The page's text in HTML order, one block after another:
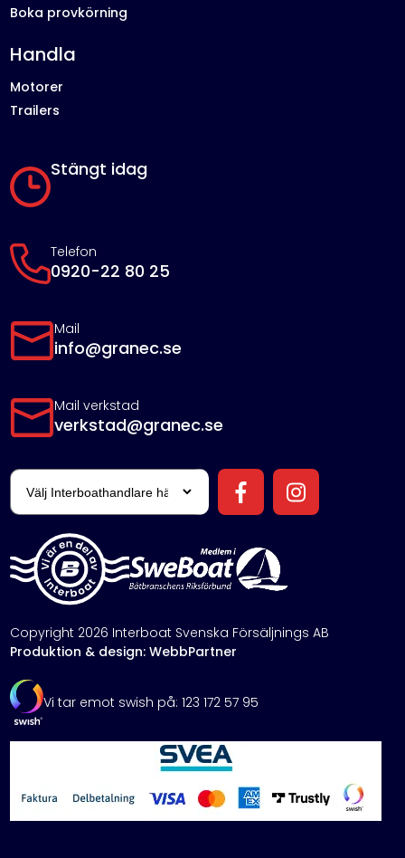
Stängt idag
Telefon
0920-22 80 25
Mail
info@granec.se
Mail verkstad
verkstad@granec.se
Boka provkörning
Handla
Motorer
Trailers
Copyright 2026 Interboat Svenska Försäljnings AB
Produktion & design: WebbPartner
Vi tar emot swish på: 123 172 57 95